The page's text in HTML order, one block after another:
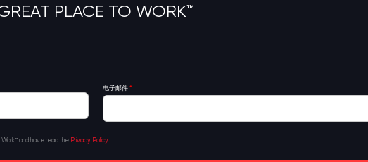
PLACE TO WORK™
电子邮件 *
and have read the Privacy Policy.